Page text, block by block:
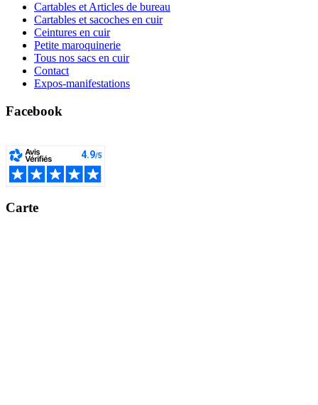
Cartables et Articles de bureau
Cartables et sacoches en cuir
Ceintures en cuir
Petite maroquinerie
Tous nos sacs en cuir
Contact
Expos-manifestations
Facebook
Carte